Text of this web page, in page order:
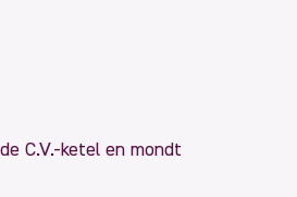
C.V.-ketel en mondt